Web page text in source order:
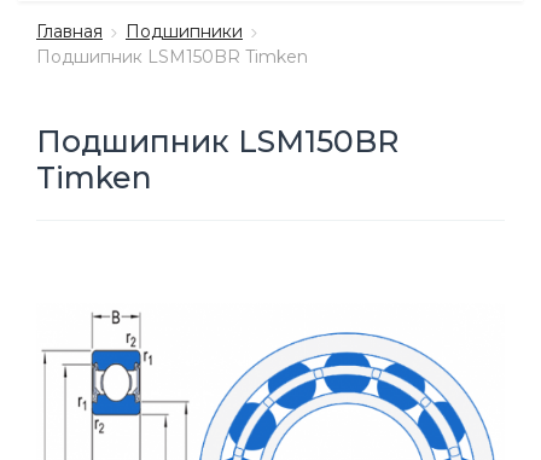
Главная
Подшипники
Подшипник LSM150BR Timken
Подшипник LSM150BR
Timken